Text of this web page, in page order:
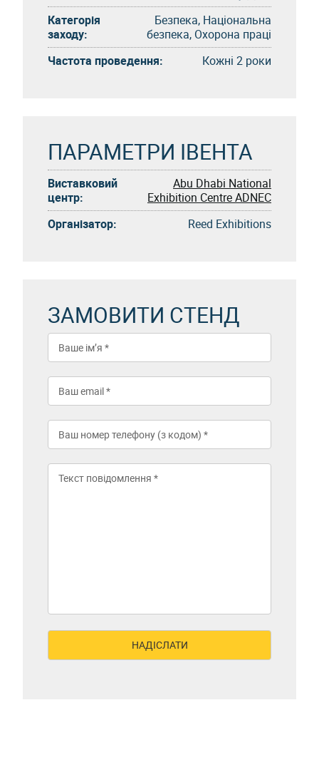
Категорія
заходу:
Безпека, Національна
безпека, Охорона праці
Частота проведення:
Кожні 2 роки
ПАРАМЕТРИ ІВЕНТА
Виставковий
центр:
Abu Dhabi National
Exhibition Centre ADNEC
Організатор:
Reed Exhibitions
ЗАМОВИТИ СТЕНД